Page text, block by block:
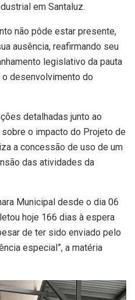
em Santaluz.
não pôde estar presente,
ausência, reafirmando seu
legislativo da pauta
o desenvolvimento do
detalhadas junto ao
o impacto do Projeto de
a concessão de uso de um
das atividades da
Municipal desde o dia 06
hoje 166 dias à espera
de ter sido enviado pelo
especial”, a matéria